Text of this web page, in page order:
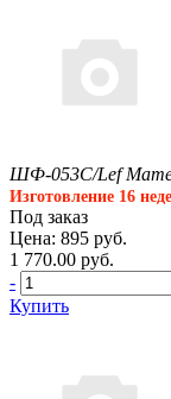
ШФ-053С/Lef
Изготовление 16
Под заказ
Цена: 895 руб.
1 770.00 руб.
-
Купить